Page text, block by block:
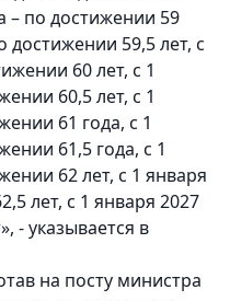
– по достижении 59
достижении 59,5 лет, с
60 лет, с 1
60,5 лет, с 1
61 года, с 1
61,5 года, с 1
62 лет, с 1 января
лет, с 1 января 2027
- указывается в
на посту министра